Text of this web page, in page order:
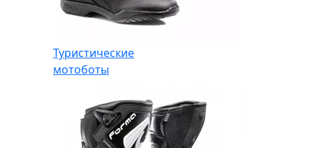
Туристические
мотоботы